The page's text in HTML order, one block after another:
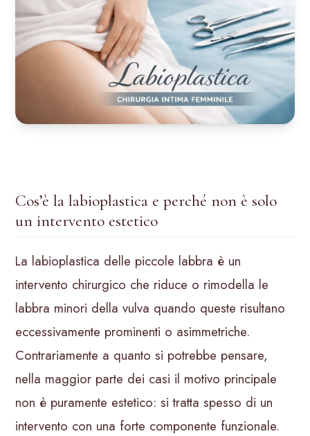
Filler Glutei
ALTRI TRATTAMENTI
Corso Filler Labbra
Corso Rinofiller
Blog
PRENOTA UNA VISITA
Cos’è la labioplastica e perché non è solo
un intervento estetico
La labioplastica delle piccole labbra è un
intervento chirurgico che riduce o rimodella le
labbra minori della vulva quando queste risultano
eccessivamente prominenti o asimmetriche.
Contrariamente a quanto si potrebbe pensare,
nella maggior parte dei casi il motivo principale
non è puramente estetico: si tratta spesso di un
intervento con una forte componente funzionale.